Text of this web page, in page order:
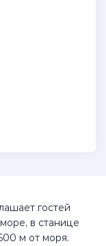
гостей
в станице
м от моря.